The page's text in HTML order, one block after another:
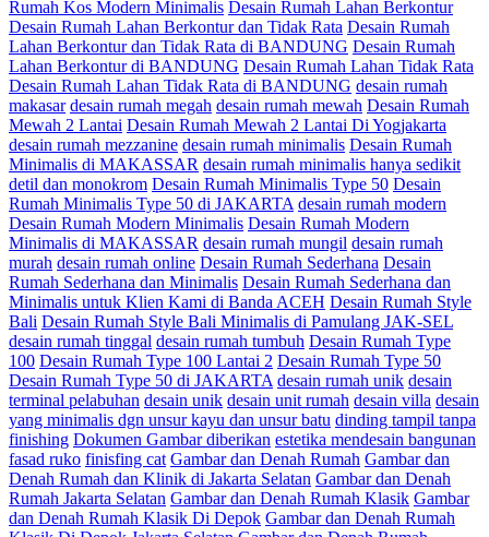
Rumah Kos Modern Minimalis Desain Rumah Lahan Berkontur
Desain Rumah Lahan Berkontur dan Tidak Rata Desain Rumah
Lahan Berkontur dan Tidak Rata di BANDUNG Desain Rumah
Lahan Berkontur di BANDUNG Desain Rumah Lahan Tidak Rata
Desain Rumah Lahan Tidak Rata di BANDUNG desain rumah
makasar desain rumah megah desain rumah mewah Desain Rumah
Mewah 2 Lantai Desain Rumah Mewah 2 Lantai Di Yogjakarta
desain rumah mezzanine desain rumah minimalis Desain Rumah
Minimalis di MAKASSAR desain rumah minimalis hanya sedikit
detil dan monokrom Desain Rumah Minimalis Type 50 Desain
Rumah Minimalis Type 50 di JAKARTA desain rumah modern
Desain Rumah Modern Minimalis Desain Rumah Modern
Minimalis di MAKASSAR desain rumah mungil desain rumah
murah desain rumah online Desain Rumah Sederhana Desain
Rumah Sederhana dan Minimalis Desain Rumah Sederhana dan
Minimalis untuk Klien Kami di Banda ACEH Desain Rumah Style
Bali Desain Rumah Style Bali Minimalis di Pamulang JAK-SEL
desain rumah tinggal desain rumah tumbuh Desain Rumah Type
100 Desain Rumah Type 100 Lantai 2 Desain Rumah Type 50
Desain Rumah Type 50 di JAKARTA desain rumah unik desain
terminal pelabuhan desain unik desain unit rumah desain villa desain
yang minimalis dgn unsur kayu dan unsur batu dinding tampil tanpa
finishing Dokumen Gambar diberikan estetika mendesain bangunan
fasad ruko finisfing cat Gambar dan Denah Rumah Gambar dan
Denah Rumah dan Klinik di Jakarta Selatan Gambar dan Denah
Rumah Jakarta Selatan Gambar dan Denah Rumah Klasik Gambar
dan Denah Rumah Klasik Di Depok Gambar dan Denah Rumah